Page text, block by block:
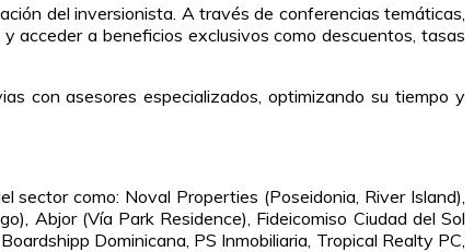
del inversionista. A través de conferencias temáticas,
acceder a beneficios exclusivos como descuentos, tasas
con asesores especializados, optimizando su tiempo y
como: Noval Properties (Poseidonia, River Island),
Abjor (Vía Park Residence), Fideicomiso Ciudad del Sol
Dominicana, PS Inmobiliaria, Tropical Realty PC,